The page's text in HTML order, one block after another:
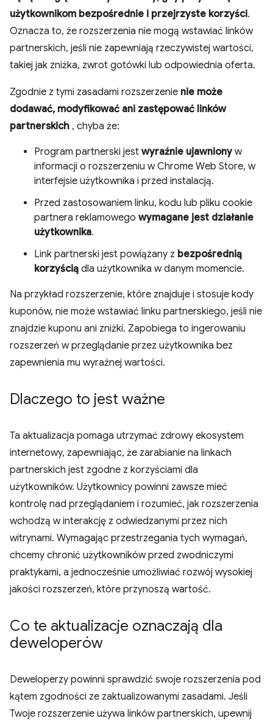
użytkownikom bezpośrednie i przejrzyste korzyści.
Oznacza to, że rozszerzenia nie mogą wstawiać linków
partnerskich, jeśli nie zapewniają rzeczywistej wartości,
takiej jak zniżka, zwrot gotówki lub odpowiednia oferta.
Zgodnie z tymi zasadami rozszerzenie nie może
dodawać, modyfikować ani zastępować linków
partnerskich , chyba że:
Program partnerski jest wyraźnie ujawnionyw
informacji o rozszerzeniu w Chrome Web Store, w
interfejsie użytkownika i przed instalacją.
Przed zastosowaniem linku, kodu lub pliku cookie
partnera reklamowego wymagane jest działanie
użytkownika.
Link partnerski jest powiązany z bezpośrednią
korzyścią dla użytkownika w danym momencie.
Na przykład rozszerzenie, które znajduje i stosuje kody
kuponów, nie może wstawiać linku partnerskiego, jeśli nie
znajdzie kuponu ani zniżki. Zapobiega to ingerowaniu
rozszerzeń w przeglądanie przez użytkownika bez
zapewnienia mu wyraźnej wartości.
Dlaczego to jest ważne
Ta aktualizacja pomaga utrzymać zdrowy ekosystem
internetowy, zapewniając, że zarabianie na linkach
partnerskich jest zgodne z korzyściami dla
użytkowników. Użytkownicy powinni zawsze mieć
kontrolę nad przeglądaniem i rozumieć, jak rozszerzenia
wchodzą w interakcję z odwiedzanymi przez nich
witrynami. Wymagając przestrzegania tych wymagań,
chcemy chronić użytkowników przed zwodniczymi
praktykami, a jednocześnie umożliwiać rozwój wysokiej
jakości rozszerzeń, które przynoszą wartość.
Co te aktualizacje oznaczają dla
deweloperów
Deweloperzy powinni sprawdzić swoje rozszerzenia pod
kątem zgodności ze zaktualizowanymi zasadami. Jeśli
Twoje rozszerzenie używa linków partnerskich, upewnij